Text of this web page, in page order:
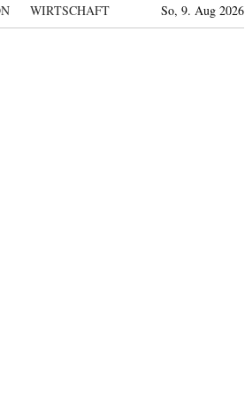
WIRTSCHAFT So, 9. Aug 2026